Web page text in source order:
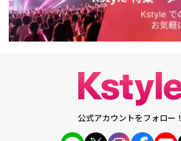
公式アカウントをフォロー！